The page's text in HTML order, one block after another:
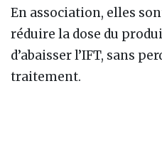
En association, elles
réduire la dose du
d’abaisser l’IFT, sans
traitement.